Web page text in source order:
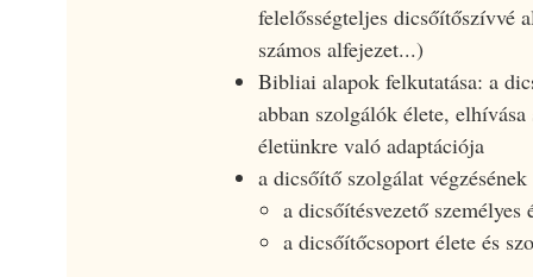
felelősségteljes dicsőítőszívvé
számos alfejezet...)
Bibliai alapok felkutatása: a
abban szolgálók élete,
életünkre való adaptációja
a dicsőítő szolgálat
a dicsőítésvezető személyes
a dicsőítőcsoport élete és